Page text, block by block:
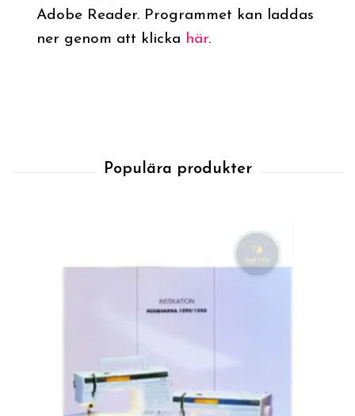
Adobe Reader. Programmet kan laddas
ner genom att klicka här.